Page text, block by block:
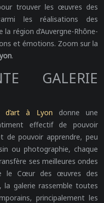
trouver les œuvres des
les réalisations des
région d’Auvergne-Rhône-
et émotions. Zoom sur la
.
GALERIE
d’art à Lyon donne une
effectif de pouvoir
de pouvoir apprendre, peu
ou photographie, chaque
ses meilleures ondes
le Cœur des œuvres des
la galerie rassemble toutes
principalement les